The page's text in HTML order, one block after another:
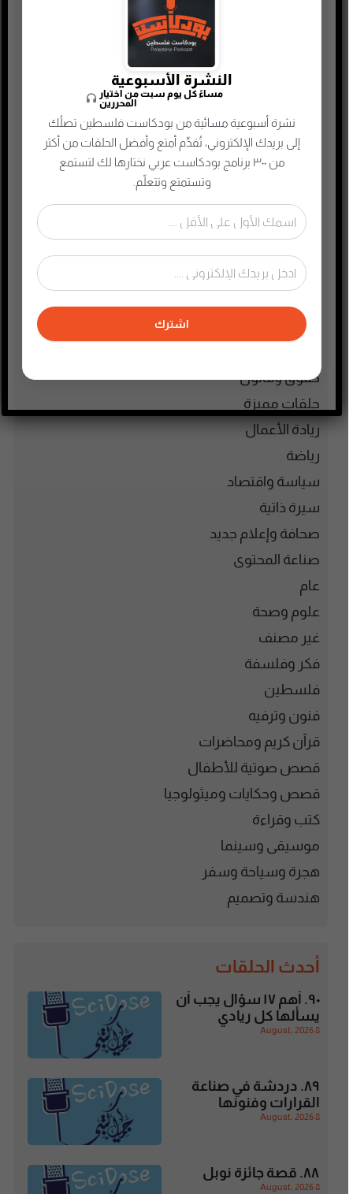
اجتماعي وحواري
الأنمي و المانجا
التجارة الإلكترونية
الذاكرة الشعبية الفلسطينية
الذكاء الإصطناعي
تاريخ فلسطين
تكنولوجيا وتقنية
حقوق وقانون
حلقات مميزة
ريادة الأعمال
رياضة
سياسة واقتصاد
سيرة ذاتية
صحافة وإعلام جديد
صناعة المحتوى
عام
علوم وصحة
غير مصنف
فكر وفلسفة
فلسطين
فنون وترفيه
قرآن كريم ومحاضرات
قصص صوتية للأطفال
قصص وحكايات وميثولوجيا
كتب وقراءة
موسيقى وسينما
هجرة وسياحة وسفر
هندسة وتصميم
أحدث الحلقات
٩٠. أهم ١٧ سؤال يجب أن
يسألها كل ريادي
8 August، 2026
٨٩. دردشة في صناعة
القرارات وفنونها
8 August، 2026
٨٨. قصة جائزة نوبل
8 August، 2026
النشرة الأسبوعية
مساءً كل يوم سبت من اختيار
المحررين
نشرة أسبوعية مسائية من بودكاست فلسطين تصلُك
إلى بريدك الإلكتروني، تُقدِّم أمتع وأفضل الحلقات من أكثر
من ٣٠٠ برنامج بودكاست عربي نختارها لك لتستمع
وتستمتع وتتعلّم.
اشترك